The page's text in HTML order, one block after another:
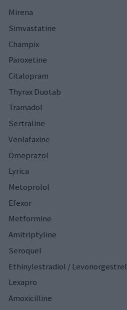
Mirena
Simvastatine
Champix
Paroxetine
Citalopram
Thyrax Duotab
Tramadol
Sertraline
Venlafaxine
Omeprazol
Lyrica
Metoprolol
Efexor
Metformine
Amitriptyline
Seroquel
Ethinylestradiol / Levonorgestrel
Lexapro
Amoxicilline